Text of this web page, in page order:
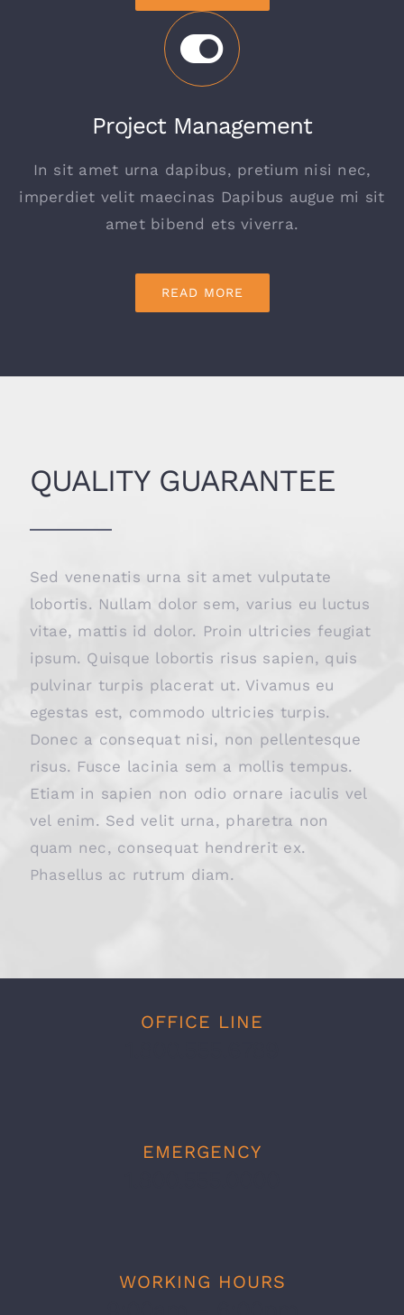
Project Management
In sit amet urna dapibus, pretium nisi nec,
imperdiet velit maecinas Dapibus augue mi sit
amet bibend ets viverra.
READ MORE
QUALITY GUARANTEE
Sed venenatis urna sit amet vulputate
lobortis. Nullam dolor sem, varius eu luctus
vitae, mattis id dolor. Proin ultricies feugiat
ipsum. Quisque lobortis risus sapien, quis
pulvinar turpis placerat ut. Vivamus eu
egestas est, commodo ultricies turpis.
Donec a consequat nisi, non pellentesque
risus. Fusce lacinia sem a mollis tempus.
Etiam in sapien non odio ornare iaculis vel
vel enim. Sed velit urna, pharetra non
quam nec, consequat hendrerit ex.
Phasellus ac rutrum diam.
OFFICE LINE
EMERGENCY
WORKING HOURS